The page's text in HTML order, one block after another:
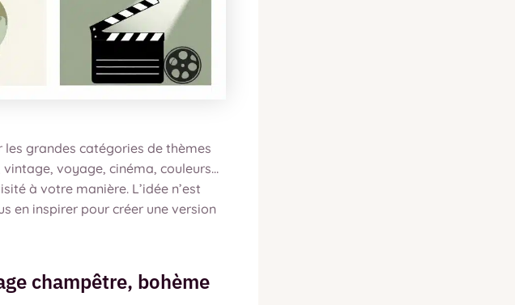
grandes catégories de thèmes
voyage, cinéma, couleurs…
à votre manière. L’idée n’est
en inspirer pour créer une version
champêtre, bohème